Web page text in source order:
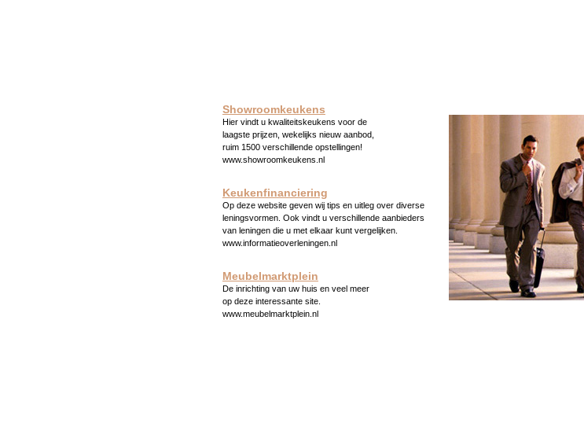
Showroomkeukens
Hier vindt u kwaliteitskeukens voor de
laagste prijzen, wekelijks nieuw aanbod,
ruim 1500 verschillende opstellingen!
www.showroomkeukens.nl
Keukenfinanciering
Op deze website geven wij tips en uitleg over diverse
leningsvormen. Ook vindt u verschillende aanbieders
van leningen die u met elkaar kunt vergelijken.
www.informatieoverleningen.nl
Meubelmarktplein
De inrichting van uw huis en veel meer
op deze interessante site.
www.meubelmarktplein.nl